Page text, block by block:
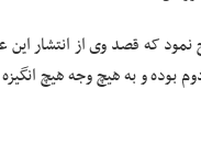
که قصد وی از انتشار این
بوده و به هیچ وجه هیچ